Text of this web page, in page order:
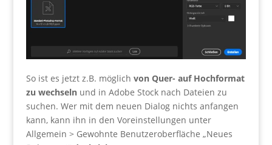
So ist es jetzt z.B. möglich von Quer- auf Hochformat
zu wechselnund in Adobe Stock nach Dateien zu
suchen. Wer mit dem neuen Dialog nichts anfangen
kann, kann ihn in den Voreinstellungen unter
Allgemein > Gewohnte Benutzeroberfläche „Neues